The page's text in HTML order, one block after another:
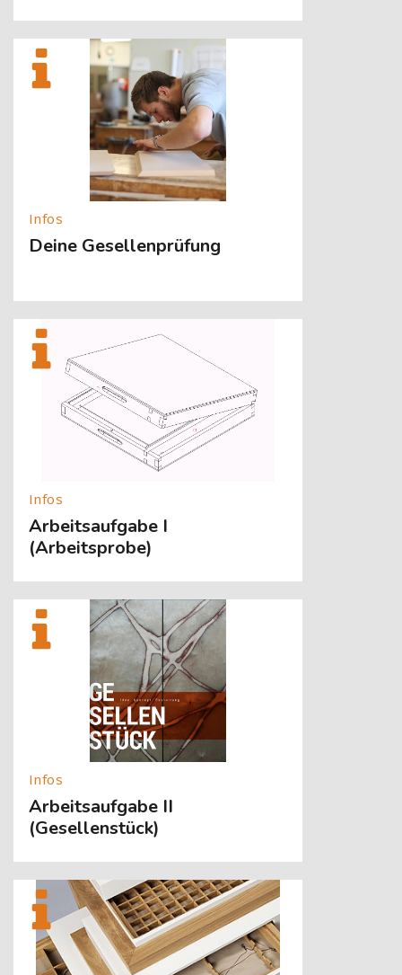
[Cocoon] About (Text with Image) überspringen
Deine Gesellenprüfung
[Cocoon] About (Text with Image) überspringen
Arbeitsaufgabe I
(Arbeitsprobe)
[Cocoon] About (Text with Image) überspringen
Arbeitsaufgabe II
(Gesellenstück)
[Cocoon] About (Text with Image) überspringen